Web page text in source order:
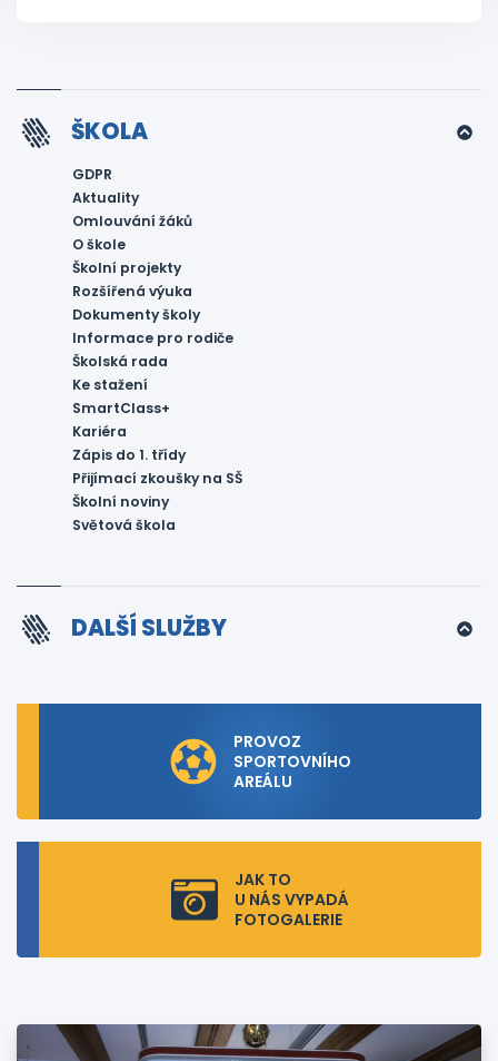
ŠKOLA
GDPR
Aktuality
Omlouvání žáků
O škole
Školní projekty
Rozšířená výuka
Dokumenty školy
Informace pro rodiče
Školská rada
Ke stažení
SmartClass+
Kariéra
Zápis do 1. třídy
Přijímací zkoušky na SŠ
Školní noviny
Světová škola
DALŠÍ SLUŽBY
PROVOZ
SPORTOVNÍHO
AREÁLU
JAK TO
U NÁS VYPADÁ
FOTOGALERIE